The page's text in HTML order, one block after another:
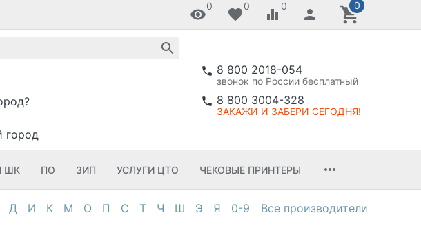
0 0 0 0
город
8 800 2018-054
звонок по России бесплатный
8 800 3004-328
ЗАКАЖИ И ЗАБЕРИ СЕГОДНЯ!
ШК ПО ЗИП УСЛУГИ ЦТО ЧЕКОВЫЕ ПРИНТЕРЫ
Д И К М О П С Т Ч Ш Э Я 0-9